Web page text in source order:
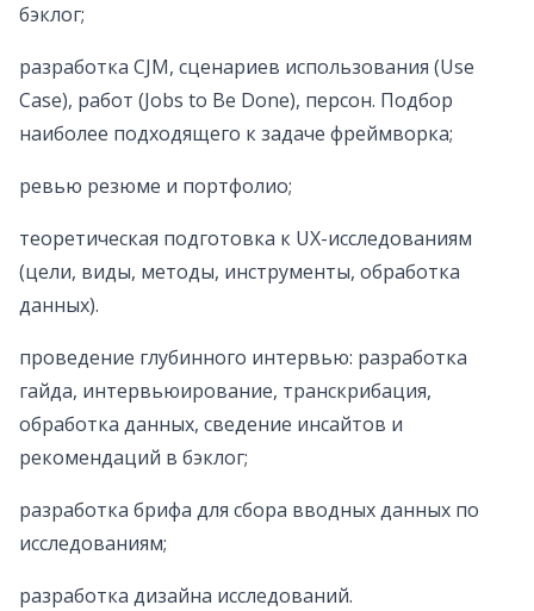
бэклог;
разработка CJM, сценариев использования (Use
Case), работ (Jobs to Be Done), персон. Подбор
наиболее подходящего к задаче фреймворка;
ревью резюме и портфолио;
теоретическая подготовка к UX-исследованиям
(цели, виды, методы, инструменты, обработка
данных).
проведение глубинного интервью: разработка
гайда, интервьюирование, транскрибация,
обработка данных, сведение инсайтов и
рекомендаций в бэклог;
разработка брифа для сбора вводных данных по
исследованиям;
разработка дизайна исследований.